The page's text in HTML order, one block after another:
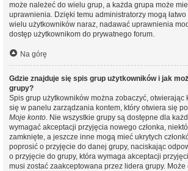
może należeć do wielu grup, a każda grupa może
uprawnienia. Dzięki temu administratorzy mogą
wielu użytkowników naraz, nadawać uprawnienia
dostęp użytkownikom do prywatnego forum.
Na górę
Gdzie znajduje się spis grup użytkowników i jak
grupy?
Spis grup użytkowników można zobaczyć, otwierając
się w panelu zarządzania kontem, który otwiera się
Moje konto. Nie wszystkie grupy są dostępne dla
wymagać akceptacji przyjęcia nowego członka,
zamknięte, a jeszcze inne mogą mieć ukrytych
poprosić o przyjęcie do danej grupy, naciskając
o przyjęcie do grupy, która wymaga akceptacji
musi zostać zaakceptowana przez lidera grupy.